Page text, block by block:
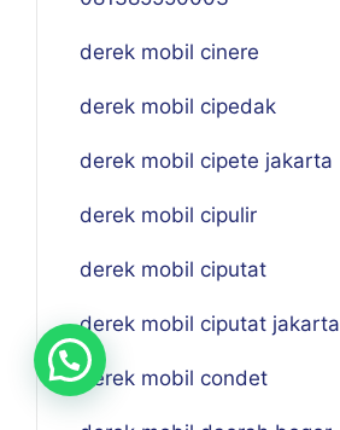
derek mobil cinere
derek mobil cipedak
derek mobil cipete jakarta
derek mobil cipulir
derek mobil ciputat
derek mobil ciputat jakarta
derek mobil condet